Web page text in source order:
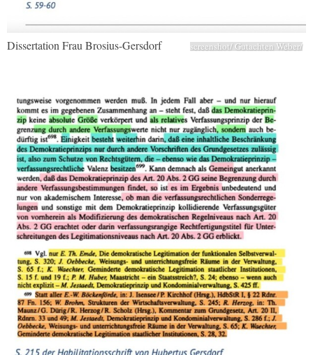
screenshot/ Gutachten Weber/
Dissertation Frau Brosius-Gersdorf